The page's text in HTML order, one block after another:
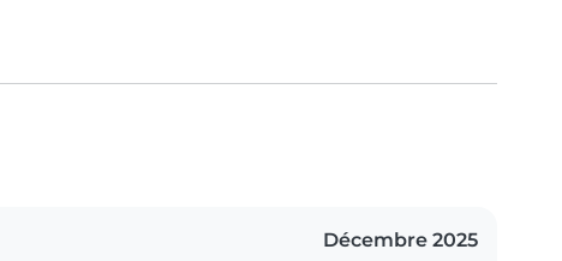
Décembre 2025